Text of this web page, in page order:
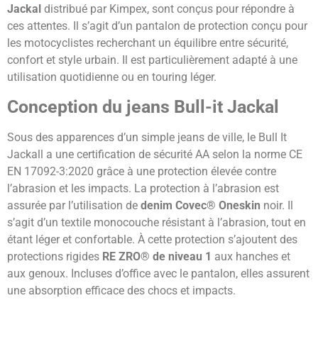
Jackal distribué par Kimpex, sont conçus pour répondre à
ces attentes. Il s’agit d’un pantalon de protection conçu pour
les motocyclistes recherchant un équilibre entre sécurité,
confort et style urbain. Il est particulièrement adapté à une
utilisation quotidienne ou en touring léger.
Conception du jeans Bull-it Jackal
Sous des apparences d’un simple jeans de ville, le Bull It
Jackall a une certification de sécurité AA selon la norme CE
EN 17092-3:2020 grâce à une protection élevée contre
l’abrasion et les impacts. La protection à l’abrasion est
assurée par l’utilisation de denim Covec® Oneskin noir. Il
s’agit d’un textile monocouche résistant à l’abrasion, tout en
étant léger et confortable. À cette protection s’ajoutent des
protections rigides RE ZRO® de niveau 1 aux hanches et
aux genoux. Incluses d’office avec le pantalon, elles assurent
une absorption efficace des chocs et impacts.